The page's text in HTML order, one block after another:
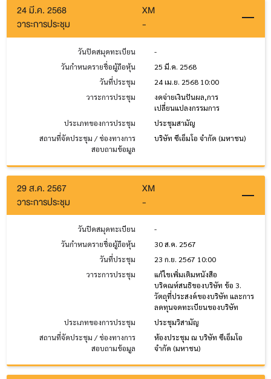
24 มี.ค. 2568
XM
วาระการประชุม
-
วันปิดสมุดทะเบียน
-
วันกำหนดรายชื่อผู้ถือหุ้น
25 มี.ค. 2568
วันที่ประชุม
24 เม.ย. 2568 10:00
วาระการประชุม
งดจ่ายเงินปันผล,การ
เปลี่ยนแปลงกรรมการ
ประเภทของการประชุม
ประชุมสามัญ
สถานที่จัดประชุม / ช่องทางการ
สอบถามข้อมูล
บริษัท ซีเอ็มโอ จำกัด (มหาชน)
29 ส.ค. 2567
XM
วาระการประชุม
-
วันปิดสมุดทะเบียน
-
วันกำหนดรายชื่อผู้ถือหุ้น
30 ส.ค. 2567
วันที่ประชุม
23 ก.ย. 2567 10:00
วาระการประชุม
แก้ไขเพิ่มเติมหนังสือ
บริคณห์สนธิของบริษัท ข้อ 3.
วัตถุที่ประสงค์ของบริษัท และการ
ลดทุนจดทะเบียนของบริษัท
ประเภทของการประชุม
ประชุมวิสามัญ
สถานที่จัดประชุม / ช่องทางการ
สอบถามข้อมูล
ห้องประชุม ณ บริษัท ซีเอ็มโอ
จำกัด (มหาชน)